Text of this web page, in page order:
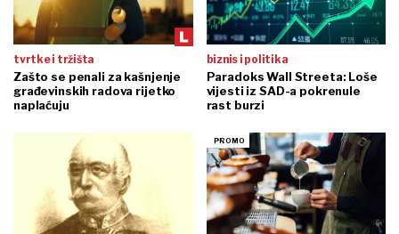
Hrvatske zračne luke u pola godine imale 5,5 milijuna putnika